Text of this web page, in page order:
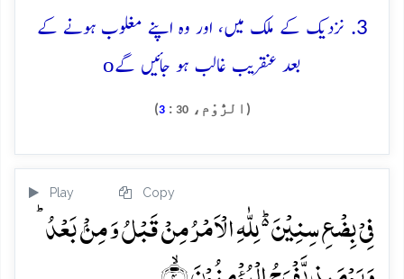
3. نزدیک کے ملک میں، اور وہ اپنے مغلوب ہونے کے
بعد عنقریب غالب ہو جائیں گےo
(الرُّوْم،30
:
3
)
Play Copy
فِیۡ بِضۡعِ سِنِیۡنَ ۬ؕ لِلّٰہِ الۡاَمۡرُ مِنۡ قَبۡلُ وَ مِنۡۢ بَعۡدُ ؕ